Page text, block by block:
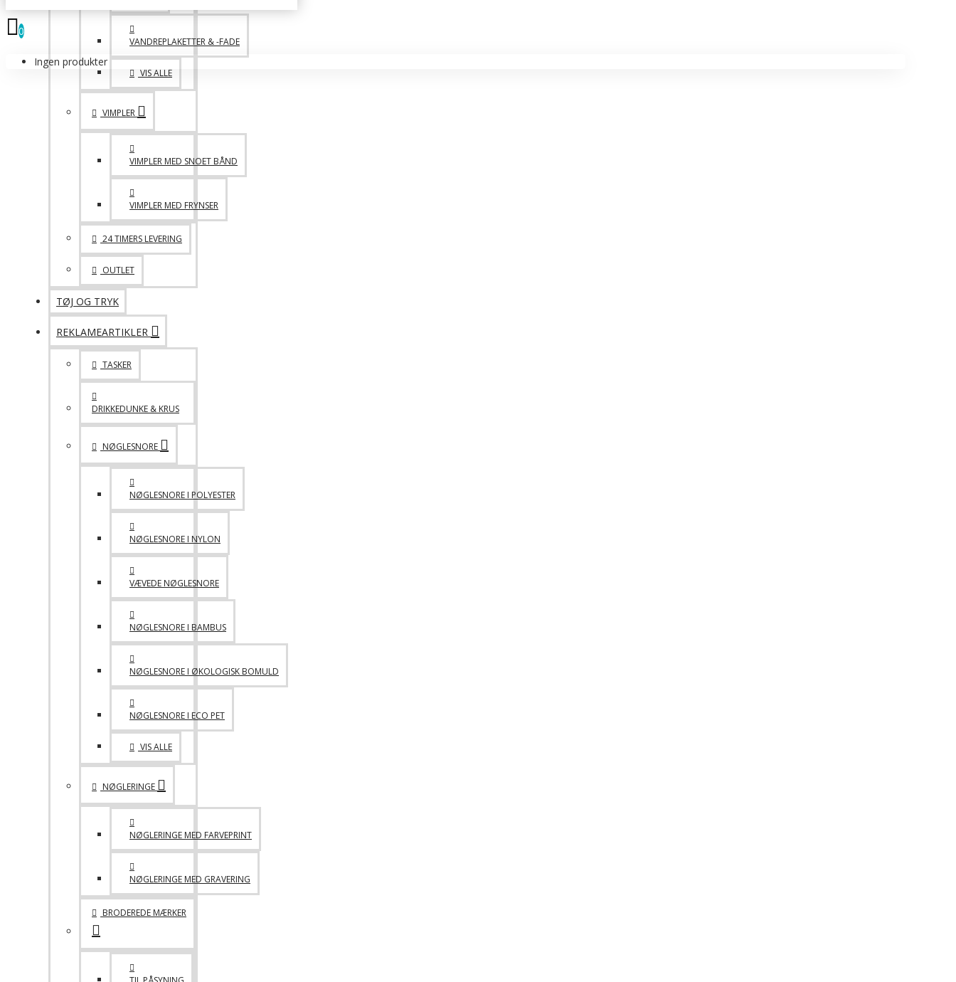
0
Ingen produkter
VANDREPLAKETTER & -FADE
VIS ALLE
VIMPLER
VIMPLER MED SNOET BÅND
VIMPLER MED FRYNSER
24 TIMERS LEVERING
OUTLET
TØJ OG TRYK
REKLAMEARTIKLER
TASKER
DRIKKEDUNKE & KRUS
NØGLESNORE
NØGLESNORE I POLYESTER
NØGLESNORE I NYLON
VÆVEDE NØGLESNORE
NØGLESNORE I BAMBUS
NØGLESNORE I ØKOLOGISK BOMULD
NØGLESNORE I ECO PET
VIS ALLE
NØGLERINGE
NØGLERINGE MED FARVEPRINT
NØGLERINGE MED GRAVERING
BRODEREDE MÆRKER